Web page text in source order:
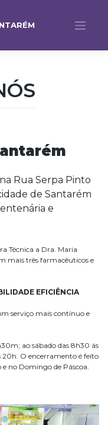
Rua Serpa Pinto
de Santarém
e
Técnica a Dra. Maria
mais três farmacêuticos e
EFICIÊNCIA
serviço mais contínuo e
ao sábado das 8h30 ás
20h. O encerramento é feito
no Domingo de Páscoa.